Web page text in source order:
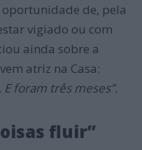
oportunidade de, pela
vigiado ou com
ainda sobre a
atriz na Casa:
foram três meses”.
fluir”